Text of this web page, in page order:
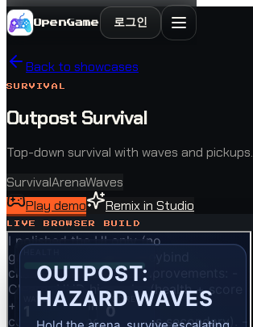
OpenGame 로그인
Back to showcases
SURVIVAL
Outpost Survival
Top-down survival with waves and pickups.
SurvivalArenaWaves
Play demo
Remix in Studio
LIVE BROWSER BUILD